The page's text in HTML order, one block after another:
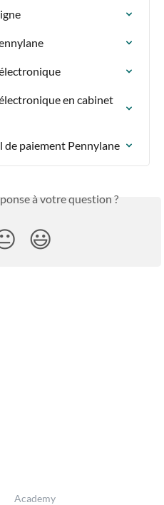
en cabinet
de paiement Pennylane
à votre question ?
😃
Academy